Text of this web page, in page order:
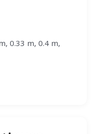
0.33 m, 0.4 m,